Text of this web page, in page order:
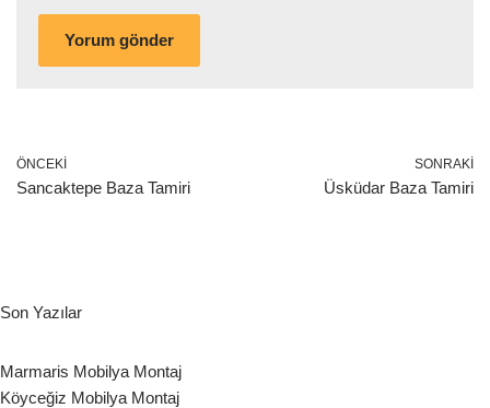
ÖNCEKI
Sancaktepe Baza Tamiri
SONRAKI
Üsküdar Baza Tamiri
Son Yazılar
Marmaris Mobilya Montaj
Köyceğiz Mobilya Montaj